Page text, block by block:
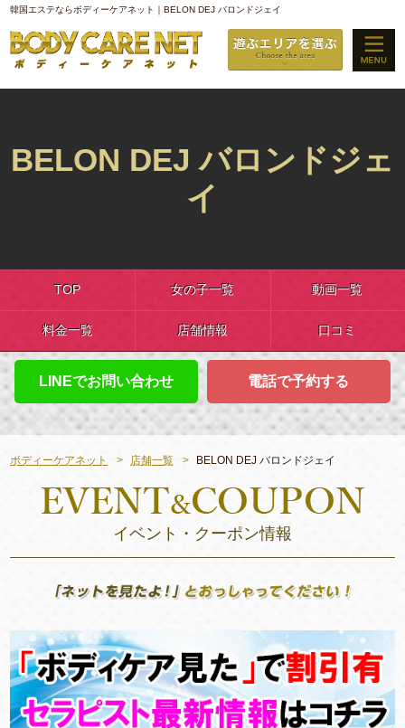
韓国エステならボディーケアネット｜BELON DEJ バロンドジェイ
BELON DEJ バロンドジェ
イ
TOP 女の子一覧 動画一覧
料金一覧 店舗情報 口コミ
LINEでお問い合わせ 電話で予約する
ボディーケアネット 店舗一覧 BELON DEJ バロンドジェイ
イベント・クーポン情報